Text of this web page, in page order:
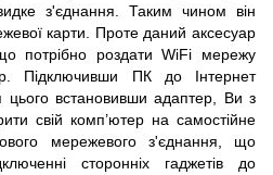
з'єднання. Таким чином він
карти. Проте даний аксесуар
потрібно роздати WiFi мережу
Підключивши ПК до Інтернет
встановивши адаптер, Ви з
свій комп’ютер на самостійне
мережевого з'єднання, що
сторонніх гаджетів до